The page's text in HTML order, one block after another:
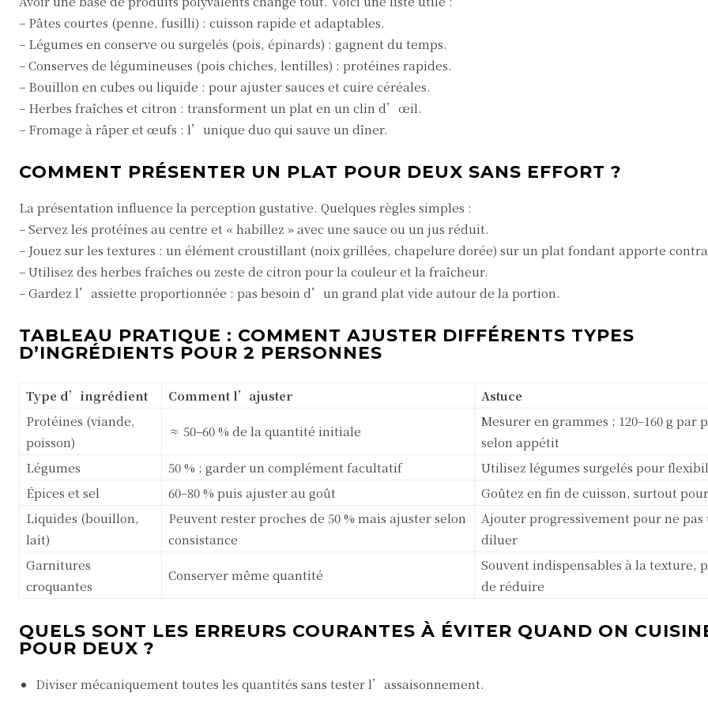
– Pâtes courtes (penne, fusilli) : cuisson rapide et adaptables.
– Légumes en conserve ou surgelés (pois, épinards) : gagnent du temps.
– Conserves de légumineuses (pois chiches, lentilles) : protéines rapides.
– Bouillon en cubes ou liquide : pour ajuster sauces et cuire céréales.
– Herbes fraîches et citron : transforment un plat en un clin d’œil.
– Fromage à râper et œufs : l’unique duo qui sauve un dîner.
COMMENT PRÉSENTER UN PLAT POUR DEUX SANS EFFORT ?
La présentation influence la perception gustative. Quelques règles simples :
– Servez les protéines au centre et « habillez » avec une sauce ou un jus réduit.
– Jouez sur les textures : un élément croustillant (noix grillées, chapelure dorée) sur un plat fondant apporte
– Utilisez des herbes fraîches ou zeste de citron pour la couleur et la fraîcheur.
– Gardez l’assiette proportionnée : pas besoin d’un grand plat vide autour de la portion.
TABLEAU PRATIQUE : COMMENT AJUSTER DIFFÉRENTS TYPES
D’INGRÉDIENTS POUR 2 PERSONNES
Type d’ingrédient Comment l’ajuster
Astuce
Protéines (viande,
poisson)
≈ 50–60 % de la quantité initiale
Mesurer en grammes ; 120–160 g par
selon appétit
Légumes
50 % ; garder un complément facultatif
Utilisez légumes surgelés pour
Épices et sel
60–80 % puis ajuster au goût
Goûtez en fin de cuisson, surtout
Liquides (bouillon,
lait)
Peuvent rester proches de 50 % mais ajuster selon
consistance
Ajouter progressivement pour ne pas
diluer
Garnitures
croquantes
Conserver même quantité
Souvent indispensables à la texture,
de réduire
QUELS SONT LES ERREURS COURANTES À ÉVITER QUAND ON
POUR DEUX ?
Diviser mécaniquement toutes les quantités sans tester l’assaisonnement.